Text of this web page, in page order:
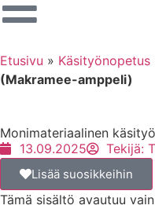
Etusivu » Käsityönopetus
(Makramee-amppeli)
Monimateriaalinen
13.09.2025
Tekijä:
Lisää suosikkeihin
Tämä sisältö avautuu